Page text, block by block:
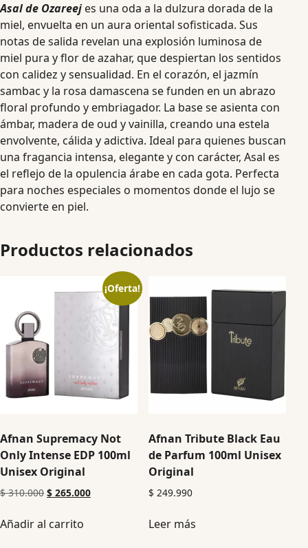
Asal de Ozareej es una oda a la dulzura dorada de la
miel, envuelta en un aura oriental sofisticada. Sus
notas de salida revelan una explosión luminosa de
miel pura y flor de azahar, que despiertan los sentidos
con calidez y sensualidad. En el corazón, el jazmín
sambac y la rosa damascena se funden en un abrazo
floral profundo y embriagador. La base se asienta con
ámbar, madera de oud y vainilla, creando una estela
envolvente, cálida y adictiva. Ideal para quienes buscan
una fragancia intensa, elegante y con carácter, Asal es
el reflejo de la opulencia árabe en cada gota. Perfecta
para noches especiales o momentos donde el lujo se
convierte en piel.
Productos relacionados
¡Oferta!
Afnan Supremacy Not
Only Intense EDP 100ml
Unisex Original
$310.000 $ 265.000
Añadir al carrito
Afnan Tribute Black Eau
de Parfum 100ml Unisex
Original
$ 249.990
Leer más